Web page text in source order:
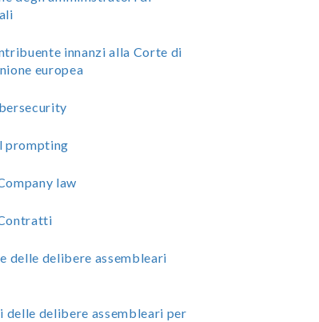
innanzi alla Corte di
europea
prompting
law
delle delibere assembleari
delle delibere assembleari per